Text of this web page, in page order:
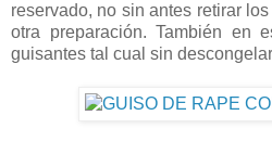
reservado, no sin antes retirar
otra preparación. También en
guisantes tal cual sin